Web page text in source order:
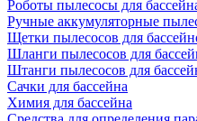
Роботы пылесосы для
Ручные аккумуляторные
Щетки пылесосов для
Шланги пылесосов для
Штанги пылесосов для
Сачки для бассейна
Химия для бассейна